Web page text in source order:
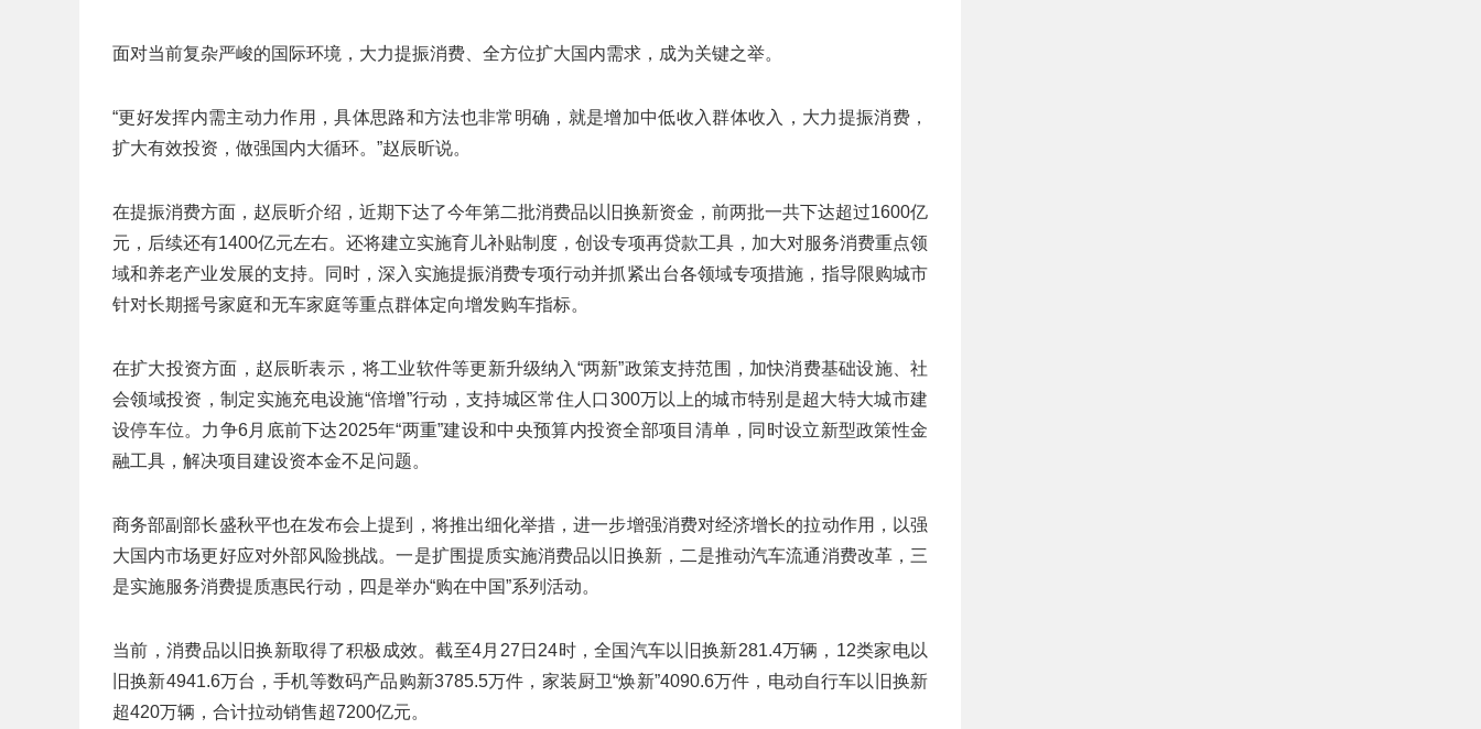
面对当前复杂严峻的国际环境，大力提振消费、全方位扩大国内需求，成为关键之举。
“更好发挥内需主动力作用，具体思路和方法也非常明确，就是增加中低收入群体收入，大力提振消费，
扩大有效投资，做强国内大循环。”赵辰昕说。
在提振消费方面，赵辰昕介绍，近期下达了今年第二批消费品以旧换新资金，前两批一共下达超过1600亿
元，后续还有1400亿元左右。还将建立实施育儿补贴制度，创设专项再贷款工具，加大对服务消费重点领
域和养老产业发展的支持。同时，深入实施提振消费专项行动并抓紧出台各领域专项措施，指导限购城市
针对长期摇号家庭和无车家庭等重点群体定向增发购车指标。
在扩大投资方面，赵辰昕表示，将工业软件等更新升级纳入“两新”政策支持范围，加快消费基础设施、社
会领域投资，制定实施充电设施“倍增”行动，支持城区常住人口300万以上的城市特别是超大特大城市建
设停车位。力争6月底前下达2025年“两重”建设和中央预算内投资全部项目清单，同时设立新型政策性金
融工具，解决项目建设资本金不足问题。
商务部副部长盛秋平也在发布会上提到，将推出细化举措，进一步增强消费对经济增长的拉动作用，以强
大国内市场更好应对外部风险挑战。一是扩围提质实施消费品以旧换新，二是推动汽车流通消费改革，三
是实施服务消费提质惠民行动，四是举办“购在中国”系列活动。
当前，消费品以旧换新取得了积极成效。截至4月27日24时，全国汽车以旧换新281.4万辆，12类家电以
旧换新4941.6万台，手机等数码产品购新3785.5万件，家装厨卫“焕新”4090.6万件，电动自行车以旧换新
超420万辆，合计拉动销售超7200亿元。